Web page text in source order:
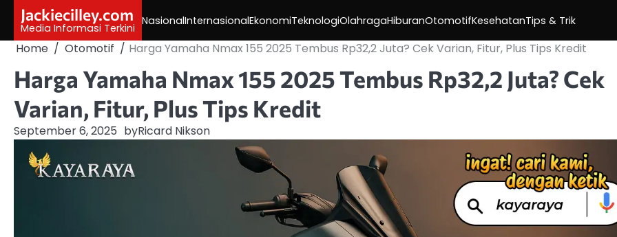
content
Jackiecilley.com
Media Informasi Terkini
NasionalInternasionalEkonomiTeknologiOlahragaHiburanOtomotifKesehatanTips & Trik
Home Otomotif Harga Yamaha Nmax 155 2025 Tembus Rp32,2 Juta? Cek Varian, Fitur, Plus Tips Kredit
Harga Yamaha Nmax 155 2025 Tembus Rp32,2 Juta? Cek
Varian, Fitur, Plus Tips Kredit
September 6, 2025 byRicard Nikson